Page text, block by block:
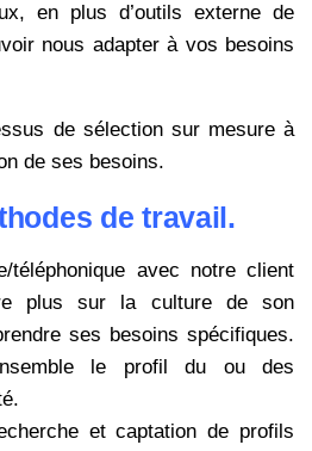
en plus d’outils externe de
nous adapter à vos besoins
de sélection sur mesure à
de ses besoins.
de travail.
téléphonique avec notre client
plus sur la culture de son
ses besoins spécifiques.
le profil du ou des
et captation de profils